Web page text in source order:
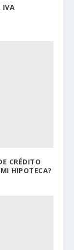
IVA
CRÉDITO
HIPOTECA?